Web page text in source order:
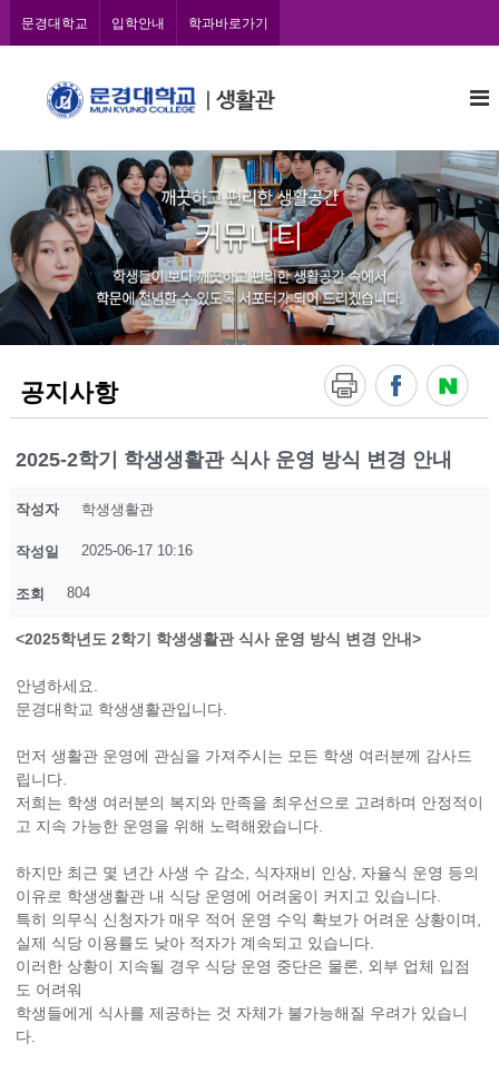
가
문경대학교 입학안내 학과바로가기
학
교
학
생
생
활
관
공지사항
2025-2학기 학생생활관 식사 운영 방식 변경 안내
작성자 학생생활관
작성일 2025-06-17 10:16
조회 804
<2025학년도 2학기 학생생활관 식사 운영 방식 변경 안내>
안녕하세요.
문경대학교 학생생활관입니다.
먼저 생활관 운영에 관심을 가져주시는 모든 학생 여러분께 감사드
립니다.
저희는 학생 여러분의 복지와 만족을 최우선으로 고려하며 안정적이
고 지속 가능한 운영을 위해 노력해왔습니다.
하지만 최근 몇 년간 사생 수 감소, 식자재비 인상, 자율식 운영 등의
이유로 학생생활관 내 식당 운영에 어려움이 커지고 있습니다.
특히 의무식 신청자가 매우 적어 운영 수익 확보가 어려운 상황이며,
실제 식당 이용률도 낮아 적자가 계속되고 있습니다.
이러한 상황이 지속될 경우 식당 운영 중단은 물론, 외부 업체 입점
도 어려워
학생들에게 식사를 제공하는 것 자체가 불가능해질 우려가 있습니
다.